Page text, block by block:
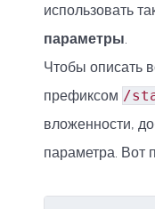
использовать
параметры.
Чтобы описать
префиксом /
вложенности,
параметра. Вот